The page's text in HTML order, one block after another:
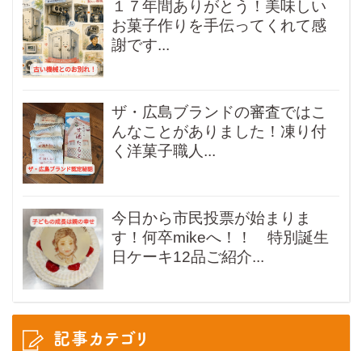
１７年間ありがとう！美味しい
お菓子作りを手伝ってくれて感
謝です...
ザ・広島ブランドの審査ではこ
んなことがありました！凍り付
く洋菓子職人...
今日から市民投票が始まりま
す！何卒mikeへ！！ 特別誕生
日ケーキ12品ご紹介...
記事カテゴリ